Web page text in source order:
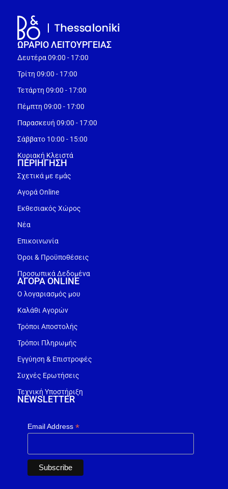
ΩΡΑΡΙΟ ΛΕΙΤΟΥΡΓEΙΑΣ
Δευτέρα 09:00 - 17:00
Τρίτη 09:00 - 17:00
Τετάρτη 09:00 - 17:00
Πέμπτη 09:00 - 17:00
Παρασκευή 09:00 - 17:00
Σάββατο 10:00 - 15:00
Κυριακή Κλειστά
ΠΕΡΙΗΓΗΣΗ
Σχετικά με εμάς
Αγορά Online
Εκθεσιακός Χώρος
Νέα
Επικοινωνία
Όροι & Προϋποθέσεις
Προσωπικά Δεδομένα
ΑΓΟΡΑ ONLINE
Ο λογαριασμός μου
Καλάθι Αγορών
Τρόποι Αποστολής
Τρόποι Πληρωμής
Εγγύηση & Επιστροφές
Συχνές Ερωτήσεις
Τεχνική Υποστήριξη
NEWSLETTER
Email Address *